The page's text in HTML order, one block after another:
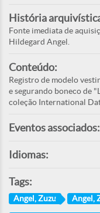
História
Fonte imediata de
Hildegard Angel.
Conteúdo:
Registro de modelo
e segurando boneco de
coleção International
Eventos associados:
Idiomas:
Tags:
Angel, Zuzu Angel,